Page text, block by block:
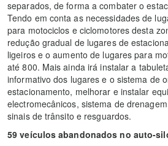
separados, de forma a combater o
Tendo em conta as necessidades de
para motociclos e ciclomotores desta
redução gradual de lugares de
ligeiros e o aumento de lugares para
até 800. Mais ainda irá instalar a
informativo dos lugares e o sistema de
estacionamento, melhorar e instalar
electromecânicos, sistema de
sinais de trânsito e resguardos.
59 veículos abandonados no auto-